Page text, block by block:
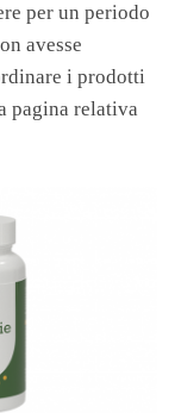
per un periodo
avesse
i prodotti
pagina relativa